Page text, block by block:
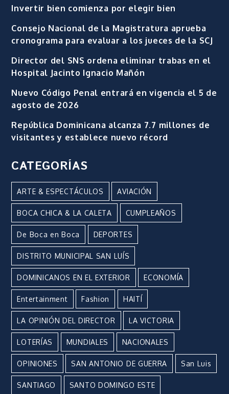
Invertir bien comienza por elegir bien
Consejo Nacional de la Magistratura aprueba
cronograma para evaluar a los jueces de la SCJ
Director del SNS ordena eliminar trabas en el
Hospital Jacinto Ignacio Mañón
Nuevo Código Penal entrará en vigencia el 5 de
agosto de 2026
República Dominicana alcanza 7.7 millones de
visitantes y establece nuevo récord
CATEGORÍAS
ARTE & ESPECTÁCULOS AVIACIÓN
BOCA CHICA & LA CALETA CUMPLEAÑOS
De Boca en Boca DEPORTES
DISTRITO MUNICIPAL SAN LUÍS
DOMINICANOS EN EL EXTERIOR ECONOMÍA
Entertainment Fashion HAITÍ
LA OPINIÓN DEL DIRECTOR LA VICTORIA
LOTERÍAS MUNDIALES NACIONALES
OPINIONES SAN ANTONIO DE GUERRA San Luis
SANTIAGO SANTO DOMINGO ESTE